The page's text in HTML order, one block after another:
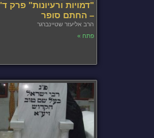
"דמויות ורעיונות" פרק ד'
– החתם סופר
הרב אליעזר שטיינברגר
פתח »